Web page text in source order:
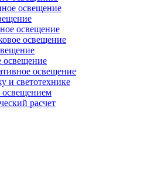
освещение
освещение
освещение
освещение
освещение
и светотехнике
освещением
расчет